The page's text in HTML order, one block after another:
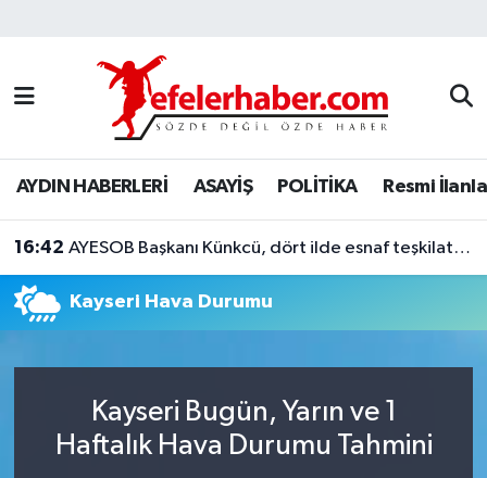
AYDIN HABERLERİ ASAYİŞ POLİTİKA Resmi
16:42 AYESOB Başkanı Künkcü, dört ilde esnaf teşkilatlarıyla buluştu
Kayseri Hava Durumu
Kayseri Bugün, Yarın ve 1
Haftalık Hava Durumu Tahmini
Nöbetçi Eczaneler
Hava Durumu
Aydin Namaz Vakitleri
Trafik Durumu
Süper Lig Puan Durumu ve Fikstür
Son Dakika Haberleri